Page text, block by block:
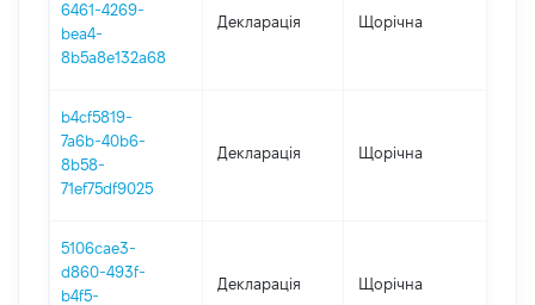
6461-4269-
bea4-
8b5a8e132a68
Декларація Щорічна
b4cf5819-
7a6b-40b6-
8b58-
71ef75df9025
Декларація Щорічна
5106cae3-
d860-493f-
b4f5-
Декларація Щорічна